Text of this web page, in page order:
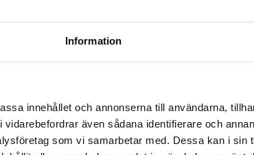
Information
innehållet och annonserna till användarna,
även sådana identifierare och
som vi samarbetar med. Dessa kan i sin
till Proffsbutiken
Företag
Exkl. moms
Privat
Inkl. moms